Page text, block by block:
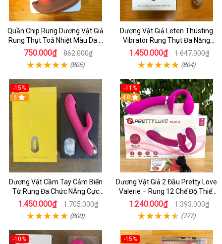
Quần Chip Rung Dương Vật Giả
Rung Thụt Toả Nhiệt Màu Da 7
Chế Độ Thụt _ Điều Khiển Từ Xa
Bằng Remote
750.000₫ 862.000₫
(805)
Dương Vật Giả Leten Thusting
Vibrator Rung Thụt Đa Năng
_Kết Hợp Lưỡi Liếm Uấn Cong
Rung Cưc Mạnh
1.450.000₫ 1.647.000₫
(804)
-15%
5
Dương Vật Cầm Tay Cảm Biến
Từ Rung Đa Chức NĂng Cực
Mạnh - Kết hợp Toả Nhiệt Rung
Nhánh
1.450.000₫ 1.705.000₫
(800)
-11%
4.8
Dương Vật Giả 2 Đầu Pretty Love
Valerie – Rung 12 Chế Độ Thiết
Kế Cho Cặp Đôi Nữ
1.240.000₫ 1.393.000₫
(777)
-10%
-15%